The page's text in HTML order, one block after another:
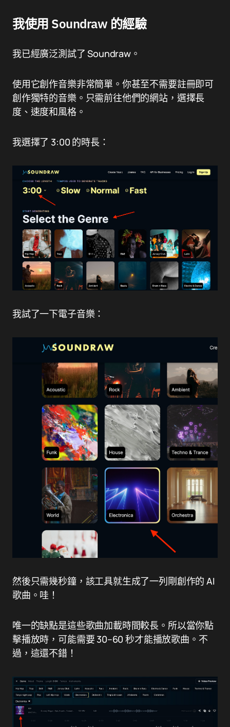
我使用 Soundraw 的經驗
我已經廣泛測試了 Soundraw。
使用它創作音樂非常簡單。你甚至不需要註冊即可
創作獨特的音樂。只需前往他們的網站，選擇長
度、速度和風格。
我選擇了 3:00 的時長：
我試了一下電子音樂：
然後只需幾秒鐘，該工具就生成了一列剛創作的 AI
歌曲。哇！
唯一的缺點是這些歌曲加載時間較長。所以當你點
擊播放時，可能需要 30–60 秒才能播放歌曲。不
過，這還不錯！